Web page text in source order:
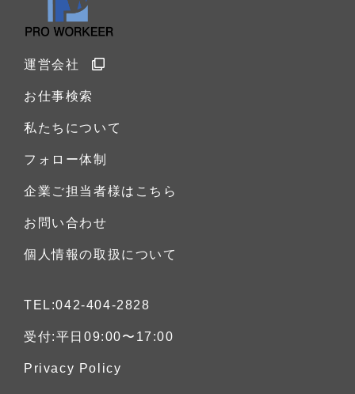
運営会社
お仕事検索
私たちについて
フォロー体制
企業ご担当者様はこちら
お問い合わせ
個人情報の取扱について
TEL:042-404-2828
受付:平日09:00〜17:00
Privacy Policy